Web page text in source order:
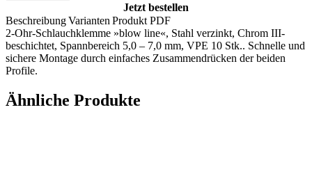
Jetzt bestellen
BeschreibungVarianten Produkt PDF
2-Ohr-Schlauchklemme »blow line«, Stahl verzinkt, Chrom III-
beschichtet, Spannbereich 5,0 – 7,0 mm, VPE 10 Stk.. Schnelle und
sichere Montage durch einfaches Zusammendrücken der beiden
Profile.
Ähnliche Produkte